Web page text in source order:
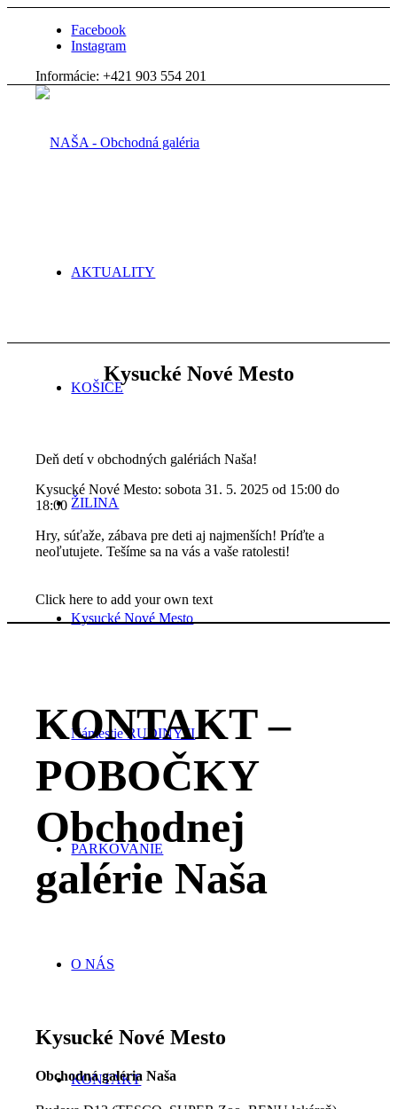
Facebook
Instagram
Informácie: +421 903 554 201
AKTUALITY
KOŠICE
ŽILINA
Kysucké Nové Mesto
Námestie RUDINY II
PARKOVANIE
O NÁS
KONTAKT
Kysucké Nové Mesto
Deň detí v obchodných galériách Naša!
Kysucké Nové Mesto: sobota 31. 5. 2025 od 15:00 do
18:00
Hry, súťaže, zábava pre deti aj najmenších! Príďte a
neoľutujete. Tešíme sa na vás a vaše ratolesti!
Click here to add your own text
KONTAKT –
POBOČKY
Obchodnej
galérie Naša
Kysucké Nové Mesto
Obchodná galéria Naša